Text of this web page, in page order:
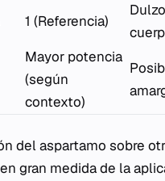
1 (Referencia)
Mayor potencia
(según
contexto)
del aspartamo sobre
gran medida de la